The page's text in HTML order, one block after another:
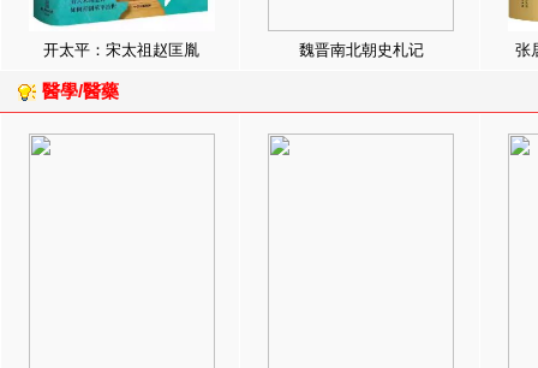
开太平：宋太祖赵匡胤 魏晋南北朝史札记 张
醫學/醫藥